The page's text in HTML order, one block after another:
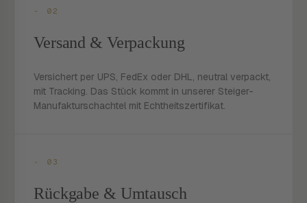
- 02
Versand & Verpackung
Versichert per UPS, FedEx oder DHL, neutral verpackt,
mit Tracking. Das Stück kommt in unserer Steiger-
Manufakturschachtel mit Echtheitszertifikat.
- 03
Rückgabe & Umtausch